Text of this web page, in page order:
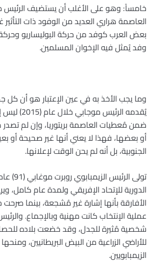
خامساً: وهو على الأغلب أن يستضيف
العاصمة هراري العديد من الوفود ذات التأثير
بعض العرب كوفد من حركة البوليساريو
وفد يُمثل فيه الإخوان المسلمين.
وما يجب الأخذ به في عين الإعتبار هو أن
يُقدمه الرئيس
ضمن مُعطيات العاصمة بريتوريا، وإن لم
أو بعضها، فهذا لا يعني أنها غير صحيحة أو
الجنوبية، بل أنه لم يحن الوقت لإعلانها.
تولى الرئيس
الدورية للإتحاد الإفريقي ولمدة عام كامل،
الأفارقة بأنها إشارة غير مُشجعة، بينما صرحت
عملية الإنتخاب كانت مهنية وبالإجماع.
شخصية مُثيرة للجدل، وقد خضعت بلاده
للأراضي الزراعية من البيض البريطانيين،
الزيمبابويين.